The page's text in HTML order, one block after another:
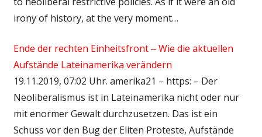
irony of history, at the very moment…
Ende der rechten Einheitsfront ‒ Wie die aktuellen
Aufstände Lateinamerika verändern
19.11.2019, 07:02 Uhr. amerika21 – https: – Der
Neoliberalismus ist in Lateinamerika nicht oder nur
mit enormer Gewalt durchzusetzen. Das ist ein
Schuss vor den Bug der Eliten Proteste, Aufstände